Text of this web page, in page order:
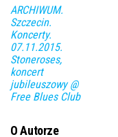
ARCHIWUM.
Szczecin.
Koncerty.
07.11.2015.
Stoneroses,
koncert
jubileuszowy @
Free Blues Club
O Autorze